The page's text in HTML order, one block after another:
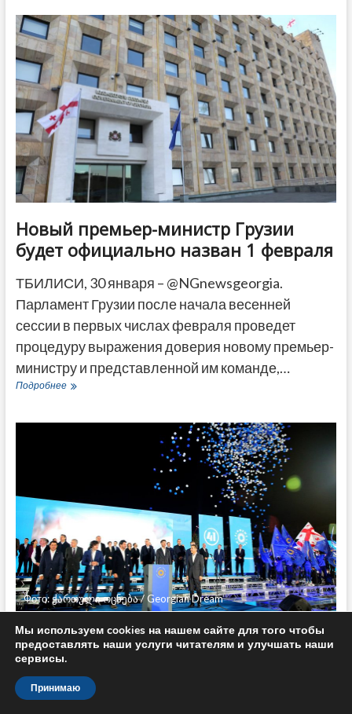
России
вместе
воровали
духи
в
Германии
Новый премьер-министр Грузии
будет официально назван 1 февраля
ТБИЛИСИ, 30 января – @NGnewsgeorgia.
Парламент Грузии после начала весенней
сессии в первых числах февраля проведет
процедуру выражения доверия новому премьер-
министру и представленной им команде,…
ПодробнееНовый
Фото: ქართული ოცნება / Georgian Dream
Рокировка. Ираклий Кобахидзе
вместо Ираклия Гарибашвили и при
чем тут Китай
Мы используем cookies на нашем сайте для того чтобы
предоставлять наши услуги читателям и улучшать наши
сервисы.
Принимаю